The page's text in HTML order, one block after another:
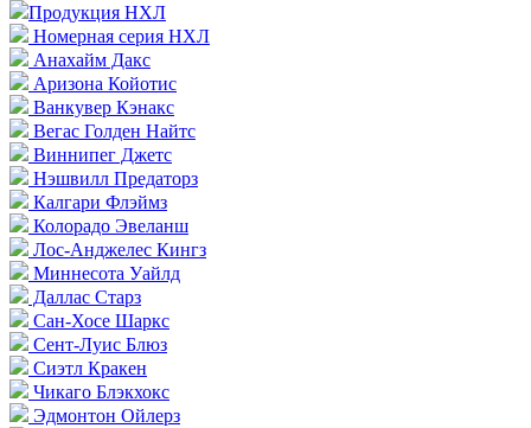
Продукция НХЛ
Номерная серия НХЛ
Анахайм Дакс
Аризона Койотис
Ванкувер Кэнакс
Вегас Голден Найтс
Виннипег Джетс
Нэшвилл Предаторз
Калгари Флэймз
Колорадо Эвеланш
Лос-Анджелес Кингз
Миннесота Уайлд
Даллас Старз
Сан-Хосе Шаркс
Сент-Луис Блюз
Сиэтл Кракен
Чикаго Блэкхокс
Эдмонтон Ойлерз